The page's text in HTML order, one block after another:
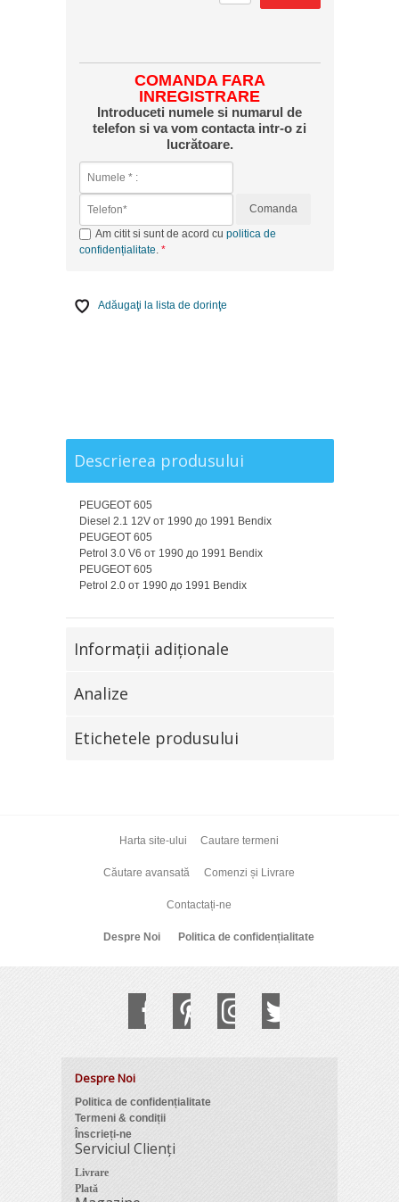
COMANDA FARA
INREGISTRARE
Introduceti numele si numarul de
telefon si va vom contacta intr-o zi
lucrătoare.
Comanda
Am citit si sunt de acord cu politica de
confidențialitate.
Adăugaţi la lista de dorinţe
Descrierea produsului
PEUGEOT 605
Diesel 2.1 12V от 1990 до 1991 Bendix
PEUGEOT 605
Petrol 3.0 V6 от 1990 до 1991 Bendix
PEUGEOT 605
Petrol 2.0 от 1990 до 1991 Bendix
Informaţii adiţionale
Analize
Etichetele produsului
Harta site-ului Cautare termeni
Căutare avansată Comenzi și Livrare
Contactați-ne
Despre Noi Politica de confidențialitate
Despre Noi
Politica de confidențialitate
Termeni & condiții
Înscrieți-ne
Serviciul Clienți
Livrare
Plată